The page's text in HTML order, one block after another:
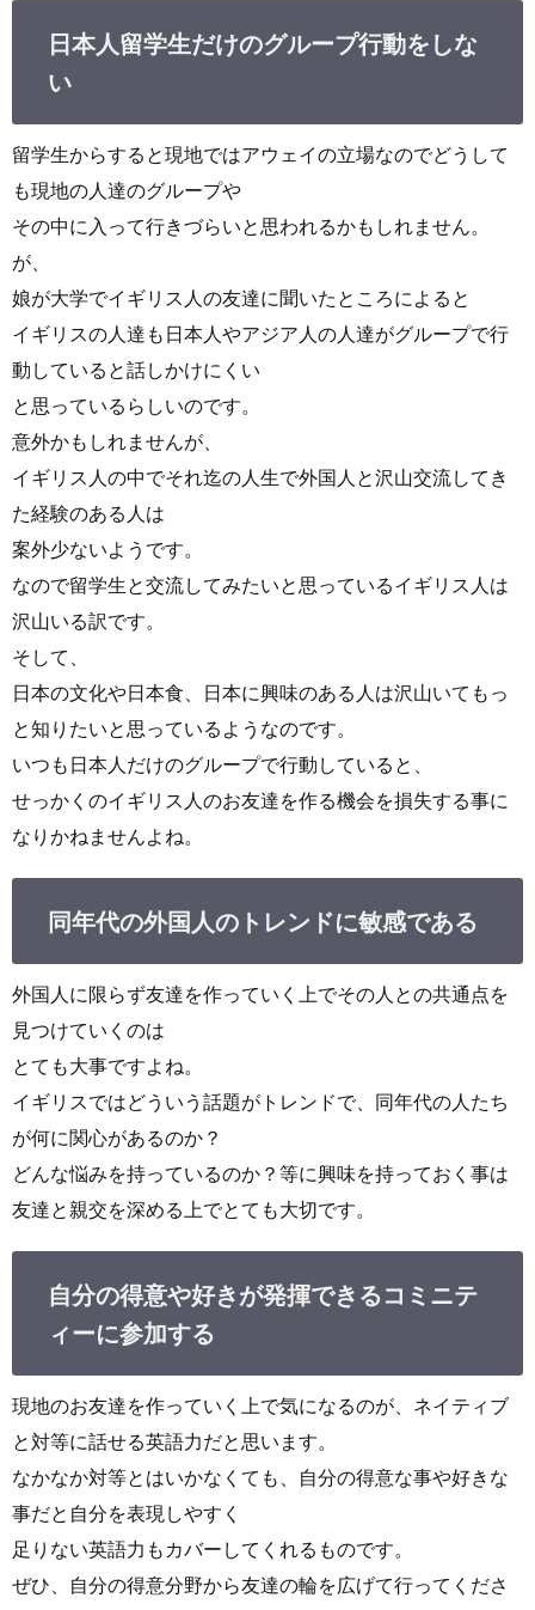
日本人留学生だけのグループ行動をしな
い
留学生からすると現地ではアウェイの立場なのでどうして
も現地の人達のグループや
その中に入って行きづらいと思われるかもしれません。
が、
娘が大学でイギリス人の友達に聞いたところによると
イギリスの人達も日本人やアジア人の人達がグループで行
動していると話しかけにくい
と思っているらしいのです。
意外かもしれませんが、
イギリス人の中でそれ迄の人生で外国人と沢山交流してき
た経験のある人は
案外少ないようです。
なので留学生と交流してみたいと思っているイギリス人は
沢山いる訳です。
そして、
日本の文化や日本食、日本に興味のある人は沢山いてもっ
と知りたいと思っているようなのです。
いつも日本人だけのグループで行動していると、
せっかくのイギリス人のお友達を作る機会を損失する事に
なりかねませんよね。
同年代の外国人のトレンドに敏感である
外国人に限らず友達を作っていく上でその人との共通点を
見つけていくのは
とても大事ですよね。
イギリスではどういう話題がトレンドで、同年代の人たち
が何に関心があるのか？
どんな悩みを持っているのか？等に興味を持っておく事は
友達と親交を深める上でとても大切です。
自分の得意や好きが発揮できるコミニテ
ィーに参加する
現地のお友達を作っていく上で気になるのが、ネイティブ
と対等に話せる英語力だと思います。
なかなか対等とはいかなくても、自分の得意な事や好きな
事だと自分を表現しやすく
足りない英語力もカバーしてくれるものです。
ぜひ、自分の得意分野から友達の輪を広げて行ってくださ